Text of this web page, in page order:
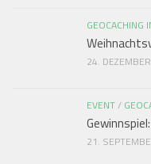
GEOCACHING
24.
EVENT/
21.